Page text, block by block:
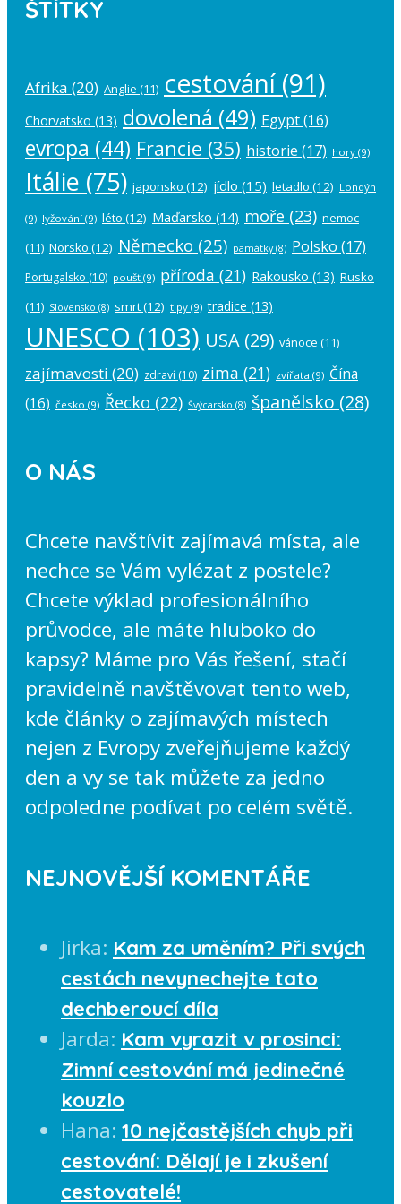
ŠTÍTKY
Afrika (20) Anglie (11) cestování(91)
Chorvatsko (13) dovolená (49) Egypt(16)
evropa (44) Francie (35) historie (17) hory (9)
Itálie (75) japonsko (12) jídlo (15) letadlo (12) Londýn
(9) lyžování (9) léto (12) Maďarsko (14) moře (23) nemoc
(11) Norsko (12) Německo (25) památky(8) Polsko (17)
Portugalsko (10) poušť(9) příroda (21) Rakousko (13) Rusko
(11) Slovensko (8) smrt(12) tipy (9) tradice (13)
UNESCO (103) USA (29) vánoce (11)
zajímavosti (20) zdraví (10) zima (21) zvířata (9) Čína
(16) česko (9) Řecko (22) Švýcarsko (8) španělsko (28)
O NÁS
Chcete navštívit zajímavá místa, ale
nechce se Vám vylézat z postele?
Chcete výklad profesionálního
průvodce, ale máte hluboko do
kapsy? Máme pro Vás řešení, stačí
pravidelně navštěvovat tento web,
kde články o zajímavých místech
nejen z Evropy zveřejňujeme každý
den a vy se tak můžete za jedno
odpoledne podívat po celém světě.
NEJNOVĚJŠÍ KOMENTÁŘE
Jirka: Kam za uměním? Při svých
cestách nevynechejte tato
dechberoucí díla
Jarda: Kam vyrazit v prosinci:
Zimní cestování má jedinečné
kouzlo
Hana: 10 nejčastějších chyb při
cestování: Dělají je i zkušení
cestovatelé!